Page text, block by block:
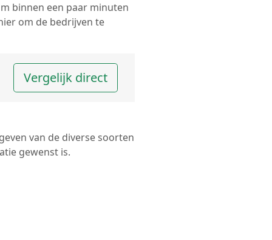
binnen een paar minuten
om de bedrijven te
Vergelijk direct
van de diverse soorten
gewenst is.